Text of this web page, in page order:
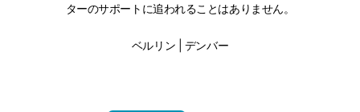
ターのサポートに追われることはありません。
ベルリン | デンバー